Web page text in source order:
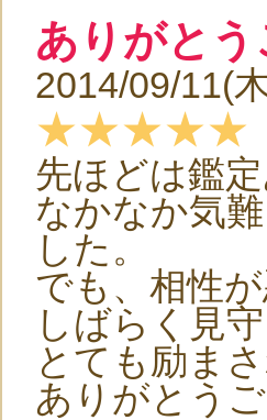
ありがと
2014/09/11(
★★★★★
先ほどは鑑
なかなか気
した。
でも、相性
しばらく見
とても励ま
ありがとうご